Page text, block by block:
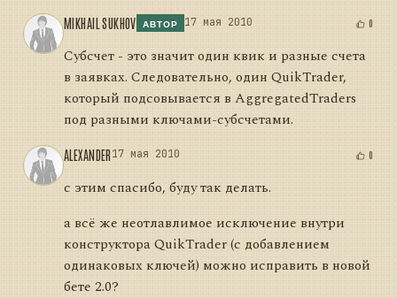
MIKHAIL SUKHOV АВТОР 17 мая 2010 0
Субсчет - это значит один квик и разные счета
в заявках. Следовательно, один QuikTrader,
который подсовывается в AggregatedTraders
под разными ключами-субсчетами.
ALEXANDER17 мая 2010 0
с этим спасибо, буду так делать.
а всё же неотлавлимое исключение внутри
конструктора QuikTrader (с добавлением
одинаковых ключей) можно исправить в новой
бете 2.0?